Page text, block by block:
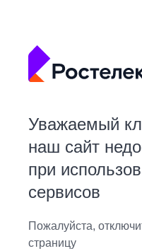
Уважаемый
наш сайт
при
сервисов
Пожалуйста,
страницу